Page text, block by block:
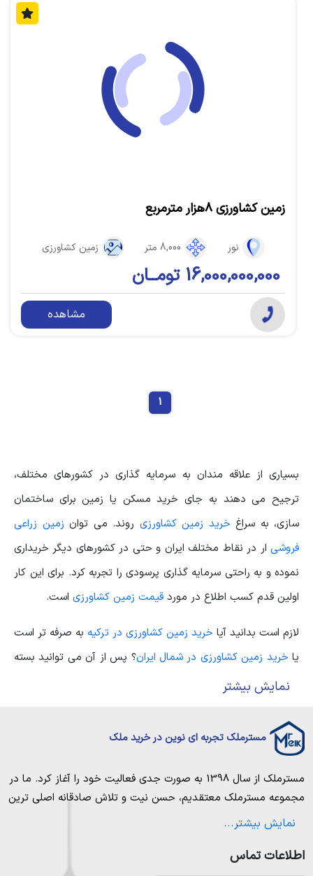
زمین کشاورزی ۸هزار متر‌مربع
نور 8,000 متر زمین کشاورزی
16,000,000,000 تومــان
مشاهده
1
بسیاری از علاقه مندان به سرمایه گذاری در کشورهای مختلف،
ترجیح می دهند به جای خرید مسکن یا زمین برای ساختمان
سازی، به سراغ خرید زمین کشاورزی روند. می توان زمین زراعی
فروشی ار در نقاط مختلف ایران و حتی در کشورهای دیگر خریداری
نموده و به راحتی سرمایه گذاری پرسودی را تجربه کرد. برای این کار
اولین قدم کسب اطلاع در مورد قیمت زمین کشاورزی است.
لازم است بدانید آیا خرید زمین کشاورزی در ترکیه به صرفه تر است
یا خرید زمین کشاورزی در شمال ایران؟ پس از آن می توانید بسته
به میزان سرمایه ای که دارید در داخل یا خارج از کشور سرمایه
پر سود برای هر شخصی باشد. زیرا شاهد این مسئله هستیم که هر
روز بر
علاوه بر آن می توان اقدام به خرید زمین در شمال ایران نموده و از
آن برای تولید محصولات زراعی استفاده کرد. اما خرید زمین در
رود. مسلما راه اندازی کسب و کار کشاورزی در شمال ایران به دلیل
نمایش بیشتر
مسترملک تجربه ای نوین در خرید ملک
مسترملک
از سال 1398 به صورت جدی فعالیت خود را آغاز کرد. ما در
مجموعه مسترملک معتقدیم، حسن نیت و تلاش صادقانه اصلی ترین
عامل پیروزی و موفقیت در حوزه املاک بوده و از این رو تمام مساعی
مشتریانمان به ارمغان بیاوریم. مسترملک صرفاً در شهر های مرکزی
نمایش بیشتر...
اطلاعات تماس